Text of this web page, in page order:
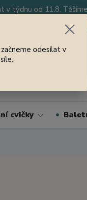
v týdnu od 11.8.
Jsme tu pro
cvičky
odesílat v